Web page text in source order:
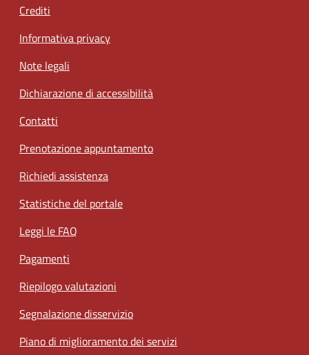
Crediti
Informativa privacy
Note legali
Dichiarazione di accessibilità
Contatti
Prenotazione appuntamento
Richiedi assistenza
Statistiche del portale
Leggi le FAQ
Pagamenti
Riepilogo valutazioni
Segnalazione disservizio
Piano di miglioramento dei servizi